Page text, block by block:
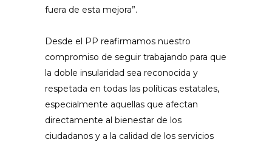
fuera de esta mejora”.
Desde el PP reafirmamos nuestro
compromiso de seguir trabajando para que
la doble insularidad sea reconocida y
respetada en todas las políticas estatales,
especialmente aquellas que afectan
directamente al bienestar de los
ciudadanos y a la calidad de los servicios